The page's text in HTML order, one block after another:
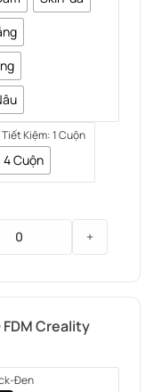
Kiệm: 1 Cuộn
4 Cuộn
+
FDM Creality
Đen